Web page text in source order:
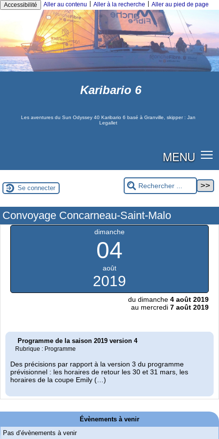
Accessibilité Aller au contenu Aller à la recherche Aller au pied de page
Karibario 6
Les aventures du Sun Odyssey 40 Karibario 6 basé à Granville, skipper : Jan
Legallet
MENU
Se connecter
Convoyage Concarneau-Saint-Malo
dimanche
04
août
2019
du dimanche 4 août 2019
au mercredi 7 août 2019
Programme de la saison 2019 version 4
Rubrique : Programme
Des précisions par rapport à la version 3 du programme
prévisionnel : les horaires de retour ‌les 30 et 31 mars, les
horaires de la coupe Emily (…)
Évènements à venir
Pas d’évènements à venir